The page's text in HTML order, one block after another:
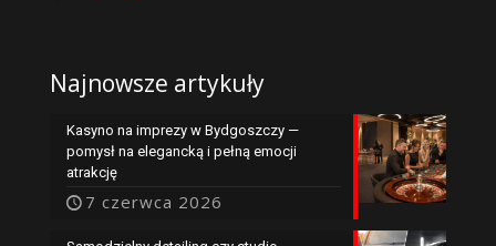
Najnowsze artykuły
Kasyno na imprezy w Bydgoszczy —
pomysł na elegancką i pełną emocji
atrakcję
7 czerwca 2026